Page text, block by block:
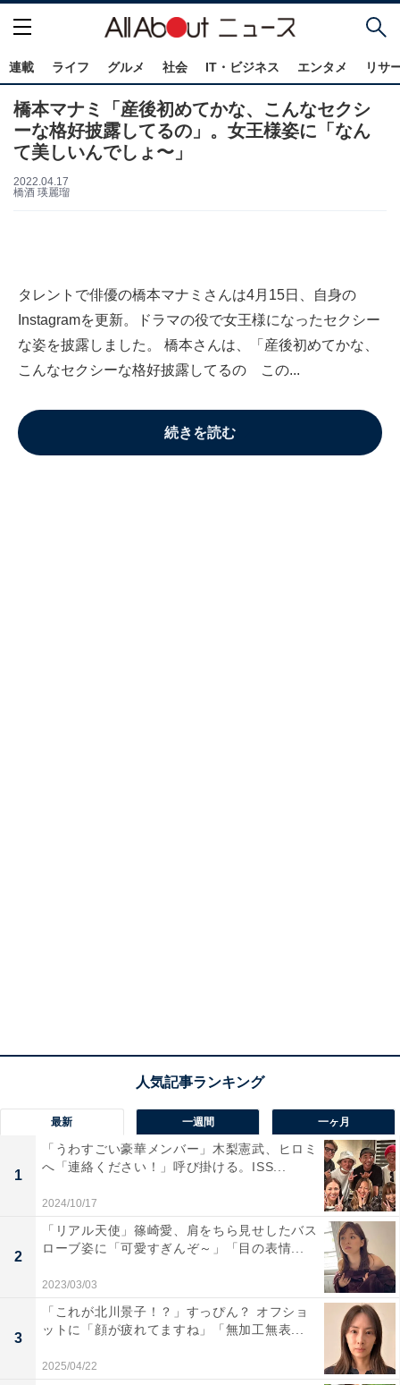
連載 ライフ グルメ 社会 IT・ビジネス エンタメ リサ
橋本マナミ「産後初めてかな、こんなセクシ
ーな格好披露してるの」。女王様姿に「なん
て美しいんでしょ〜」
2022.04.17
橋酒 瑛麗瑠
タレントで俳優の橋本マナミさんは4月15日、自身の
Instagramを更新。ドラマの役で女王様になったセクシー
な姿を披露しました。 橋本さんは、「産後初めてかな、
こんなセクシーな格好披露してるの この...
続きを読む
最新 一週間 一ヶ月
1
「うわすごい豪華メンバー」木梨憲武、ヒロミ
へ「連絡ください！」呼び掛ける。ISS...
2024/10/17
2
「リアル天使」篠崎愛、肩をちら見せしたバス
ローブ姿に「可愛すぎんぞ～」「目の表情...
2023/03/03
3
「これが北川景子！？」すっぴん？ オフショ
ットに「顔が疲れてますね」「無加工無表...
2025/04/22